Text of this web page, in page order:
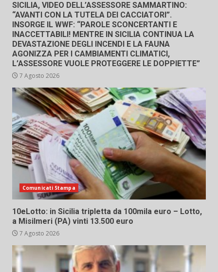
SICILIA, VIDEO DELL’ASSESSORE SAMMARTINO:
“AVANTI CON LA TUTELA DEI CACCIATORI”.
INSORGE IL WWF: “PAROLE SCONCERTANTI E
INACCETTABILI! MENTRE IN SICILIA CONTINUA LA
DEVASTAZIONE DEGLI INCENDI E LA FAUNA
AGONIZZA PER I CAMBIAMENTI CLIMATICI,
L’ASSESSORE VUOLE PROTEGGERE LE DOPPIETTE”
7 Agosto 2026
Comunicati Stampa
10eLotto: in Sicilia tripletta da 100mila euro – Lotto,
a Misilmeri (PA) vinti 13.500 euro
7 Agosto 2026